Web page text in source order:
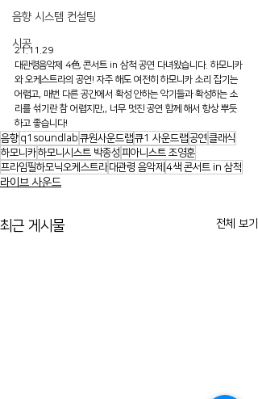
음향 시스템 컨설팅
시공
21.11.29
대관령음악제 4色 콘서트 in 삼척 공연 다녀왔습니다. 하모니카
와 오케스트라의 공연! 자주 해도 여전히 하모니카 소리 잡기는
어렵고, 매번 다른 공간에서 확성 안하는 악기들과 확성하는 소
리를 섞기란 참 어렵지만,, 너무 멋진 공연 함께 해서 항상 뿌듯
하고 좋습니다!
음향 q1soundlab 큐원사운드랩큐1 사운드랩공연 클래식
하모니카하모니시스트 박종성 피아니스트 조영훈
프라임필하모닉오케스트라 대관령 음악제 4색 콘서트 in 삼척
라이브 사운드
최근 게시물 전체 보기